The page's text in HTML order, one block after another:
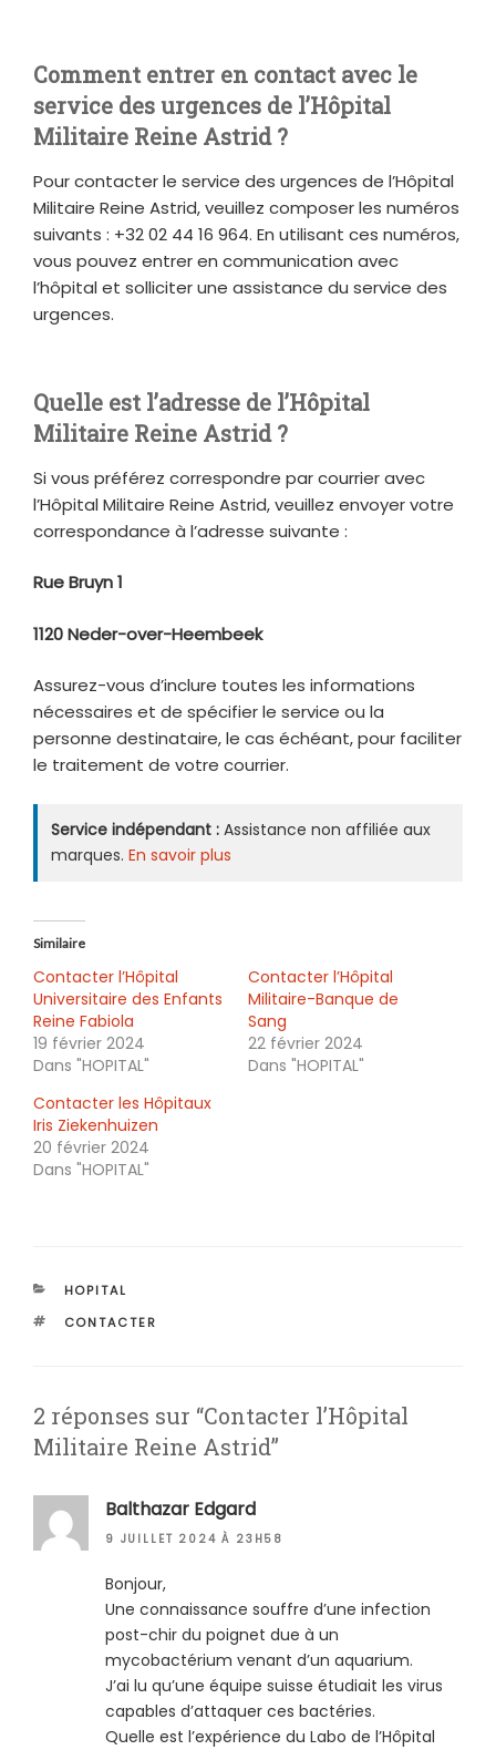
Comment entrer en contact avec le
service des urgences de l’Hôpital
Militaire Reine Astrid ?
Pour contacter le service des urgences de l’Hôpital
Militaire Reine Astrid, veuillez composer les numéros
suivants : +32 02 44 16 964. En utilisant ces numéros,
vous pouvez entrer en communication avec
l’hôpital et solliciter une assistance du service des
urgences.
Quelle est l’adresse de l’Hôpital
Militaire Reine Astrid ?
Si vous préférez correspondre par courrier avec
l’Hôpital Militaire Reine Astrid, veuillez envoyer votre
correspondance à l’adresse suivante :
Rue Bruyn 1
1120 Neder-over-Heembeek
Assurez-vous d’inclure toutes les informations
nécessaires et de spécifier le service ou la
personne destinataire, le cas échéant, pour faciliter
le traitement de votre courrier.
Service indépendant : Assistance non affiliée aux
marques. En savoir plus
Similaire
Contacter l’Hôpital
Universitaire des Enfants
Reine Fabiola
19 février 2024
Dans "HOPITAL"
Contacter l’Hôpital
Militaire-Banque de
Sang
22 février 2024
Dans "HOPITAL"
Contacter les Hôpitaux
Iris Ziekenhuizen
20 février 2024
Dans "HOPITAL"
CATÉGORIES
HOPITAL
ÉTIQUETTES
CONTACTER
2 réponses sur “Contacter l’Hôpital
Militaire Reine Astrid”
Balthazar Edgard
9 JUILLET 2024 À 23H58
Bonjour,
Une connaissance souffre d’une infection
post-chir du poignet due à un
mycobactérium venant d’un aquarium.
J’ai lu qu’une équipe suisse étudiait les virus
capables d’attaquer ces bactéries.
Quelle est l’expérience du Labo de l’Hôpital